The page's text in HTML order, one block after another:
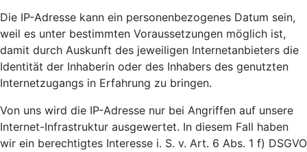
Die IP-Adresse kann ein personenbezogenes Datum sein,
weil es unter bestimmten Voraussetzungen möglich ist,
damit durch Auskunft des jeweiligen Internetanbieters die
Identität der Inhaberin oder des Inhabers des genutzten
Internetzugangs in Erfahrung zu bringen.
Von uns wird die IP-Adresse nur bei Angriffen auf unsere
Internet-Infrastruktur ausgewertet. In diesem Fall haben
wir ein berechtigtes Interesse i. S. v. Art. 6 Abs. 1 f) DSGVO